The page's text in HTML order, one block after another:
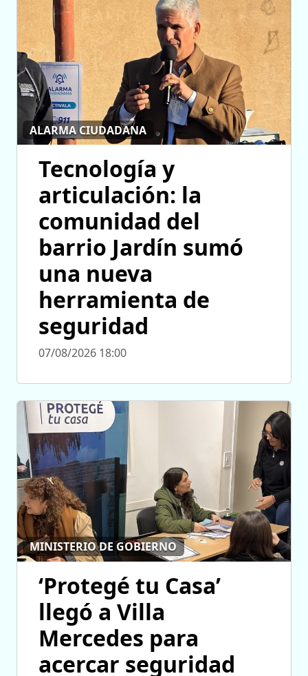
ALARMA CIUDADANA
Tecnología y
articulación: la
comunidad del
barrio Jardín sumó
una nueva
herramienta de
seguridad
07/08/2026 18:00
MINISTERIO DE GOBIERNO
‘Protegé tu Casa’
llegó a Villa
Mercedes para
acercar seguridad